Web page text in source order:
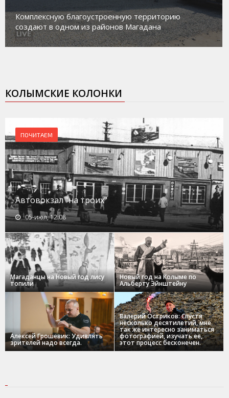
Магадан присоединился к пилотному проекту по
работе с несовершеннолетними из групп
социального риска «Переправа»
КОЛЫМСКИЕ КОЛОНКИ
ПОЧИТАЕМ
Автовокзал "на троих"
05-июл, 12:08
Магаданцы на Новый год лису
топили
Новый год на Колыме по
Альберту Эйнштейну
Алексей Грошевик: Удивлять
зрителей надо всегда.
Валерий Остриков: Спустя
несколько десятилетий, мне
так же интересно заниматься
фотографией, изучать ее,
этот процесс бесконечен.